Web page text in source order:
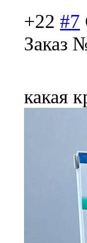
+22 #7
Заказ
какая